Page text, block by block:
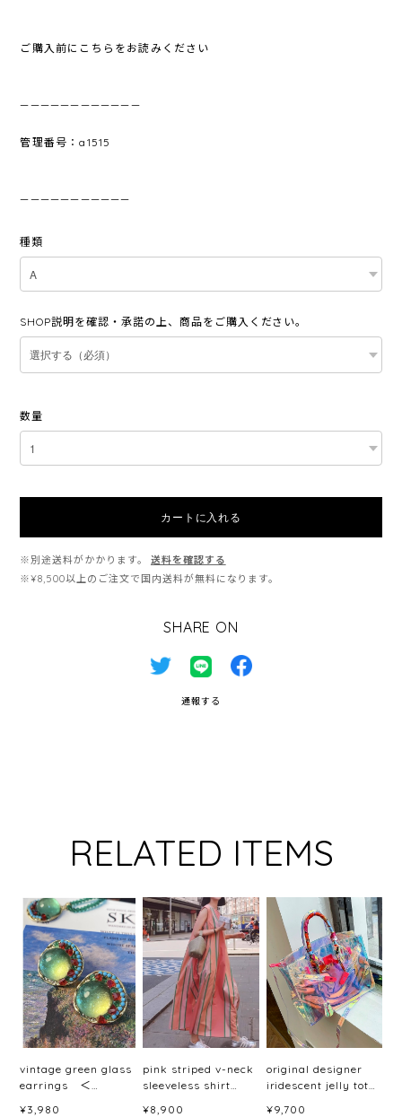
ご購入前にこちらをお読みください
————————————
管理番号：a1515
———————————
種類
SHOP説明を確認・承諾の上、商品をご購入ください。
数量
カートに入れる
※別途送料がかかります。
送料を確認する
※¥8,500以上のご注文で国内送料が無料になります。
SHARE ON
通報する
RELATED ITEMS
vintage green glass
earrings ＜
¥3,980
pink striped v-neck
sleeveless shirt
¥8,900
original designer
iridescent jelly tote
¥9,700